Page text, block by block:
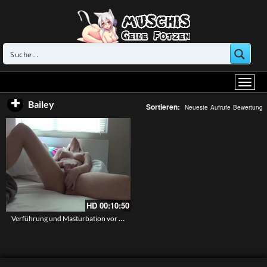
Bailey Sortieren: Neueste Aufrufe Bewertung
HD 00:10:50
Verführung und Masturbation vor der Livecam zuhause – Bailey Blue beim Fingern